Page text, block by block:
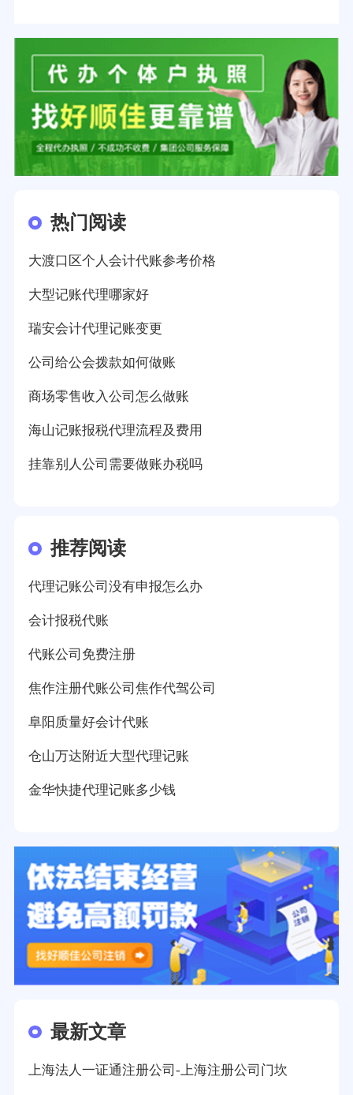
热门阅读
大渡口区个人会计代账参考价格
大型记账代理哪家好
瑞安会计代理记账变更
公司给公会拨款如何做账
商场零售收入公司怎么做账
海山记账报税代理流程及费用
挂靠别人公司需要做账办税吗
推荐阅读
代理记账公司没有申报怎么办
会计报税代账
代账公司免费注册
焦作注册代账公司焦作代驾公司
阜阳质量好会计代账
仓山万达附近大型代理记账
金华快捷代理记账多少钱
最新文章
上海法人一证通注册公司-上海注册公司门坎